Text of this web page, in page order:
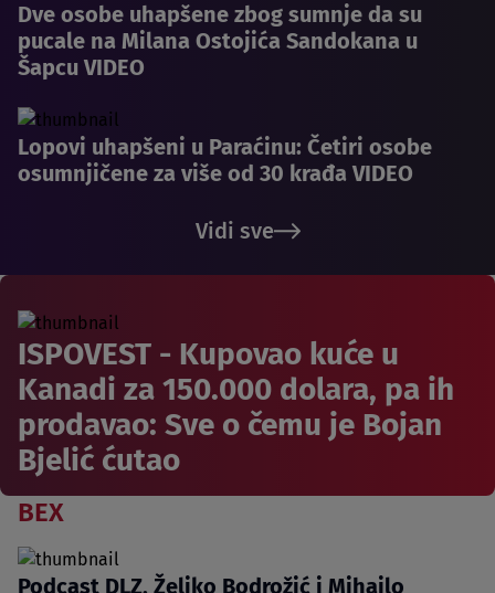
Dve osobe uhapšene zbog sumnje da su
pucale na Milana Ostojića Sandokana u
Šapcu VIDEO
Lopovi uhapšeni u Paraćinu: Četiri osobe
osumnjičene za više od 30 krađa VIDEO
Vidi sve
ISPOVEST - Kupovao kuće u
Kanadi za 150.000 dolara, pa ih
prodavao: Sve o čemu je Bojan
Bjelić ćutao
BEX
Podcast DLZ, Željko Bodrožić i Mihailo